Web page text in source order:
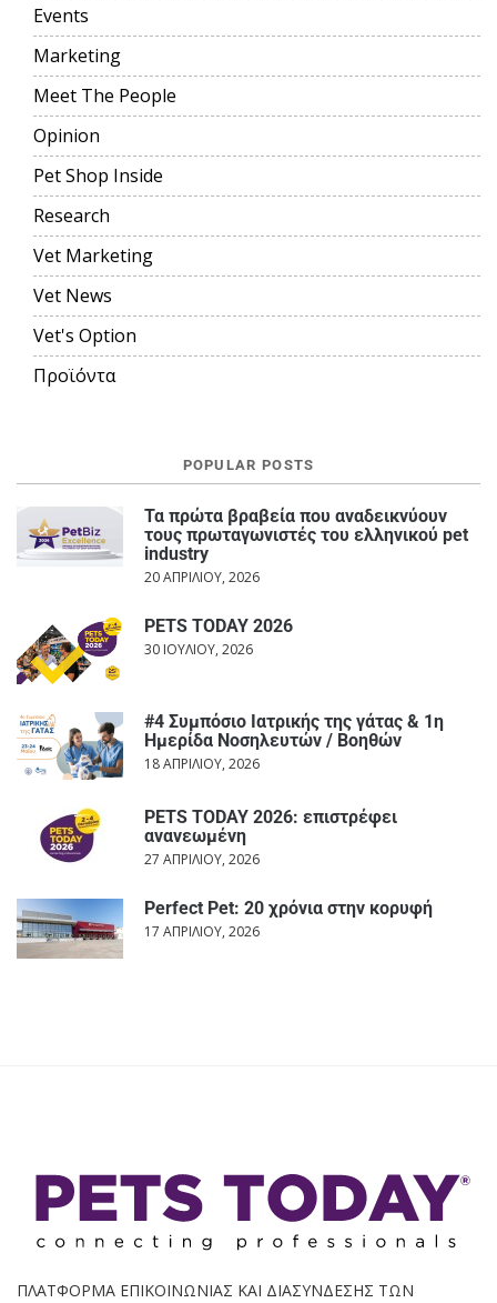
Events
Marketing
Meet The People
Opinion
Pet Shop Inside
Research
Vet Marketing
Vet News
Vet's Option
Προϊόντα
POPULAR POSTS
Τα πρώτα βραβεία που αναδεικνύουν
τους πρωταγωνιστές του ελληνικού pet
industry
20 ΑΠΡΙΛΊΟΥ, 2026
PETS TODAY 2026
30 ΙΟΥΛΊΟΥ, 2026
#4 Συμπόσιο Ιατρικής της γάτας & 1η
Ημερίδα Νοσηλευτών / Βοηθών
18 ΑΠΡΙΛΊΟΥ, 2026
PETS TODAY 2026: επιστρέφει
ανανεωμένη
27 ΑΠΡΙΛΊΟΥ, 2026
Perfect Pet: 20 χρόνια στην κορυφή
17 ΑΠΡΙΛΊΟΥ, 2026
ΠΛΑΤΦΟΡΜΑ ΕΠΙΚΟΙΝΩΝΙΑΣ ΚΑΙ ΔΙΑΣΥΝΔΕΣΗΣ ΤΩΝ